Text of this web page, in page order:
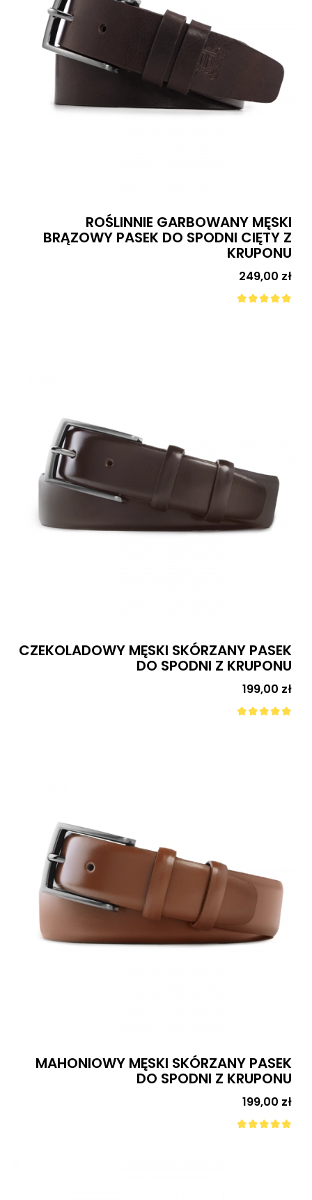
ROŚLINNIE GARBOWANY MĘSKI
BRĄZOWY PASEK DO SPODNI CIĘTY Z
KRUPONU
Cena
249,00 zł
CZEKOLADOWY MĘSKI SKÓRZANY PASEK
DO SPODNI Z KRUPONU
Cena
199,00 zł
MAHONIOWY MĘSKI SKÓRZANY PASEK
DO SPODNI Z KRUPONU
Cena
199,00 zł